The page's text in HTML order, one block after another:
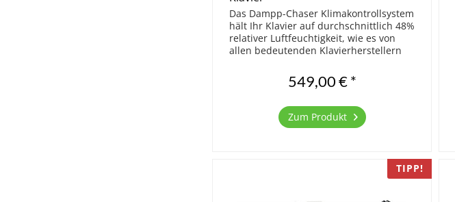
Das Dampp-Chaser Klimakontrollsystem
hält Ihr Klavier auf durchschnittlich 48%
relativer Luftfeuchtigkeit, wie es von
allen bedeutenden Klavierherstellern
der Saiten, verändern sich die
Frequenzen...549,00 € *
Zum Produkt
TIPP!